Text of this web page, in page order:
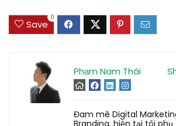
Save
0
Phạm Nam Thái
Đam mê Digital